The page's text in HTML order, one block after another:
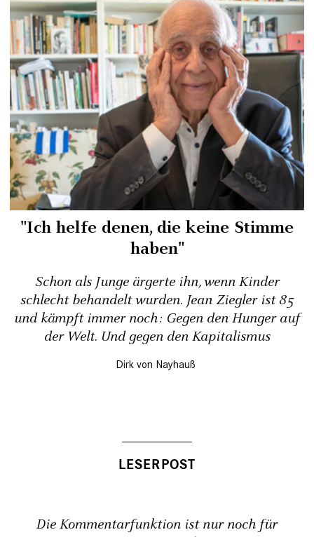
"Ich helfe denen, die keine Stimme
haben"
Schon als Junge ärgerte ihn, wenn Kinder
schlecht behandelt wurden. Jean Ziegler ist 85
und kämpft immer noch: Gegen den Hunger auf
der Welt. Und gegen den Kapitalismus
Dirk von Nayhauß
Die Kommentarfunktion ist nur noch für